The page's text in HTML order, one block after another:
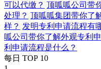
可以代缴？ 顶呱呱公司带
处理？ 顶呱呱集团带你了
样？ 发明专利申请流程有
呱公司带你了解外观专利
利申请流程是什么？
每日 TOP 10